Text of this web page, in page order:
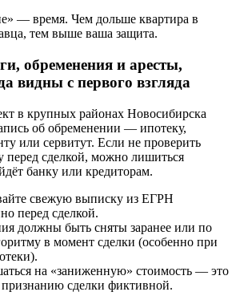
— время. Чем дольше квартира в
тем выше ваша защита.
обременения и аресты,
видны с первого взгляда
в крупных районах Новосибирска
об обременении — ипотеку,
или сервитут. Если не проверить
перед сделкой, можно лишиться
банку или кредиторам.
свежую выписку из ЕГРН
перед сделкой.
должны быть сняты заранее или по
в момент сделки (особенно при
на «заниженную» стоимость — это
сделки фиктивной.